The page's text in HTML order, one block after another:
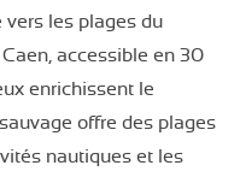
vers les plages du
accessible en 30
enrichissent le
offre des plages
nautiques et les